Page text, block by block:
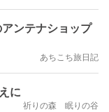
ンテナショップ
あちこち旅日記
に
祈りの森 眠りの谷